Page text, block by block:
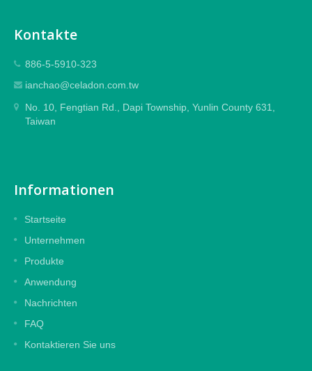
Kontakte
886-5-5910-323
ianchao@celadon.com.tw
No. 10, Fengtian Rd., Dapi Township, Yunlin County 631,
Taiwan
Informationen
Startseite
Unternehmen
Produkte
Anwendung
Nachrichten
FAQ
Kontaktieren Sie uns